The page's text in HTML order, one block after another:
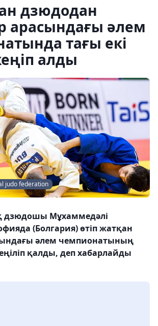
дзюдодан
арасындағы әлем
тағы екі
алды
judo federation
дзюдошы Мұхаммедәлі
(Болгария) өтіп жатқан
әлем чемпионатының
қалды, деп хабарлайды